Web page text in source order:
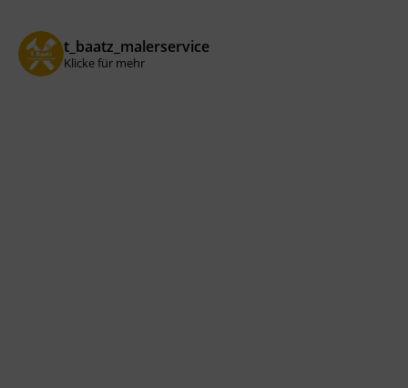
t_baatz_malerservice
Klicke für mehr